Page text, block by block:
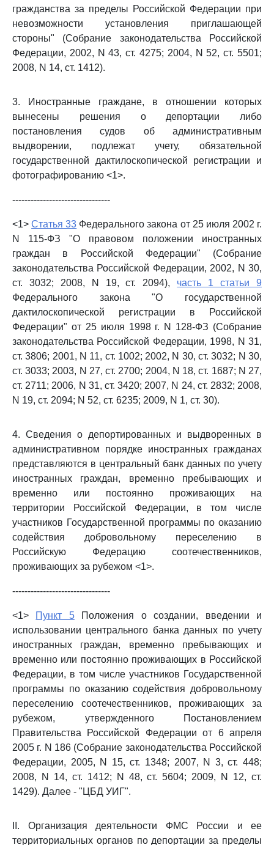
гражданства за пределы Российской Федерации при
невозможности установления приглашающей
стороны" (Собрание законодательства Российской
Федерации, 2002, N 43, ст. 4275; 2004, N 52, ст. 5501;
2008, N 14, ст. 1412).
3. Иностранные граждане, в отношении которых
вынесены решения о депортации либо
постановления судов об административным
выдворении, подлежат учету, обязательной
государственной дактилоскопической регистрации и
фотографированию <1>.
--------------------------------
<1>Статья 33 Федерального закона от 25 июля 2002 г.
N 115-ФЗ "О правовом положении иностранных
граждан в Российской Федерации" (Собрание
законодательства Российской Федерации, 2002, N 30,
ст. 3032; 2008, N 19, ст. 2094), часть 1 статьи 9
Федерального закона "О государственной
дактилоскопической регистрации в Российской
Федерации" от 25 июля 1998 г. N 128-ФЗ (Собрание
законодательства Российской Федерации, 1998, N 31,
ст. 3806; 2001, N 11, ст. 1002; 2002, N 30, ст. 3032; N 30,
ст. 3033; 2003, N 27, ст. 2700; 2004, N 18, ст. 1687; N 27,
ст. 2711; 2006, N 31, ст. 3420; 2007, N 24, ст. 2832; 2008,
N 19, ст. 2094; N 52, ст. 6235; 2009, N 1, ст. 30).
4. Сведения о депортированных и выдворенных в
административном порядке иностранных гражданах
представляются в центральный банк данных по учету
иностранных граждан, временно пребывающих и
временно или постоянно проживающих на
территории Российской Федерации, в том числе
участников Государственной программы по оказанию
содействия добровольному переселению в
Российскую Федерацию соотечественников,
проживающих за рубежом <1>.
--------------------------------
<1> Пункт 5Положения о создании, введении и
использовании центрального банка данных по учету
иностранных граждан, временно пребывающих и
временно или постоянно проживающих в Российской
Федерации, в том числе участников Государственной
программы по оказанию содействия добровольному
переселению соотечественников, проживающих за
рубежом, утвержденного Постановлением
Правительства Российской Федерации от 6 апреля
2005 г. N 186 (Собрание законодательства Российской
Федерации, 2005, N 15, ст. 1348; 2007, N 3, ст. 448;
2008, N 14, ст. 1412; N 48, ст. 5604; 2009, N 12, ст.
1429). Далее - "ЦБД УИГ".
II. Организация деятельности ФМС России и ее
территориальных органов по депортации за пределы